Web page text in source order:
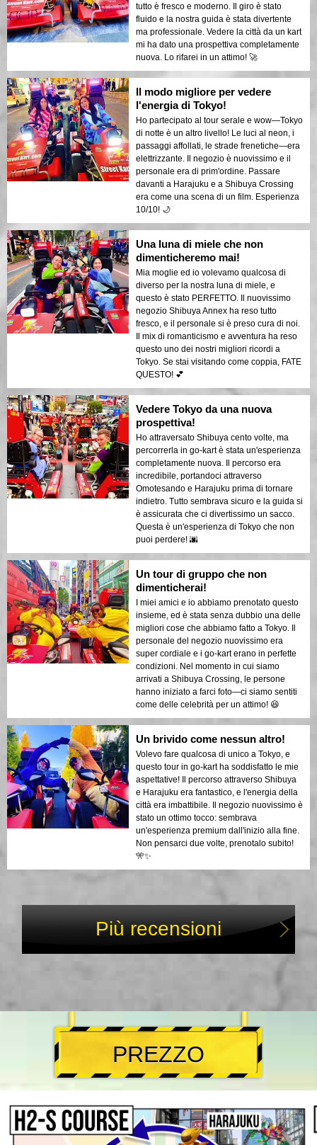
tutto è fresco e moderno. Il giro è stato
fluido e la nostra guida è stata divertente
ma professionale. Vedere la città da un kart
mi ha dato una prospettiva completamente
nuova. Lo rifarei in un attimo! 🚀
Il modo migliore per vedere
l'energia di Tokyo!
Ho partecipato al tour serale e wow—Tokyo
di notte è un altro livello! Le luci al neon, i
passaggi affollati, le strade frenetiche—era
elettrizzante. Il negozio è nuovissimo e il
personale era di prim'ordine. Passare
davanti a Harajuku e a Shibuya Crossing
era come una scena di un film. Esperienza
10/10! 🌙
Una luna di miele che non
dimenticheremo mai!
Mia moglie ed io volevamo qualcosa di
diverso per la nostra luna di miele, e
questo è stato PERFETTO. Il nuovissimo
negozio Shibuya Annex ha reso tutto
fresco, e il personale si è preso cura di noi.
Il mix di romanticismo e avventura ha reso
questo uno dei nostri migliori ricordi a
Tokyo. Se stai visitando come coppia, FATE
QUESTO! 💕
Vedere Tokyo da una nuova
prospettiva!
Ho attraversato Shibuya cento volte, ma
percorrerla in go-kart è stata un'esperienza
completamente nuova. Il percorso era
incredibile, portandoci attraverso
Omotesando e Harajuku prima di tornare
indietro. Tutto sembrava sicuro e la guida si
è assicurata che ci divertissimo un sacco.
Questa è un'esperienza di Tokyo che non
puoi perdere! 🌆
Un tour di gruppo che non
dimenticherai!
I miei amici e io abbiamo prenotato questo
insieme, ed è stata senza dubbio una delle
migliori cose che abbiamo fatto a Tokyo. Il
personale del negozio nuovissimo era
super cordiale e i go-kart erano in perfette
condizioni. Nel momento in cui siamo
arrivati a Shibuya Crossing, le persone
hanno iniziato a farci foto—ci siamo sentiti
come delle celebrità per un attimo! 😆
Un brivido come nessun altro!
Volevo fare qualcosa di unico a Tokyo, e
questo tour in go-kart ha soddisfatto le mie
aspettative! Il percorso attraverso Shibuya
e Harajuku era fantastico, e l'energia della
città era imbattibile. Il negozio nuovissimo è
stato un ottimo tocco: sembrava
un'esperienza premium dall'inizio alla fine.
Non pensarci due volte, prenotalo subito!
🎌✨
Più recensioni
PREZZO